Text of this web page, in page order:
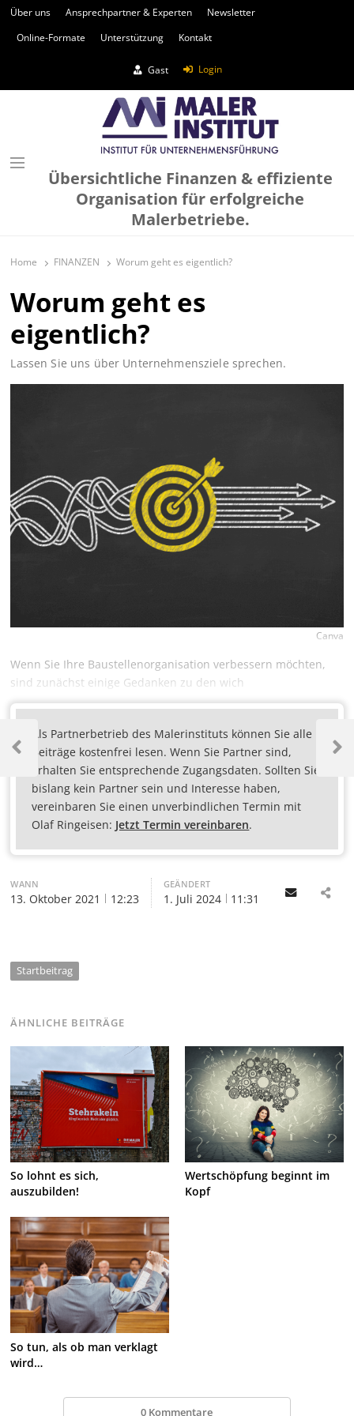
Über uns Ansprechpartner & Experten
Newsletter
Online-Formate
Unterstützung Kontakt
Gast Login
Übersichtliche Finanzen & effiziente
Organisation für erfolgreiche
Malerbetriebe.
Home FINANZEN Worum geht es eigentlich?
Worum geht es
eigentlich?
Lassen Sie uns über Unternehmensziele sprechen.
Canva
Wenn Sie Ihre Baustellenorganisation verbessern möchten,
sind zunächst einige Gedanken zu den wich
Als Partnerbetrieb des Malerinstituts können Sie alle
Beiträge kostenfrei lesen. Wenn Sie Partner sind,
erhalten Sie entsprechende Zugangsdaten. Sollten Sie
bislang kein Partner sein und Interesse haben,
vereinbaren Sie einen unverbindlichen Termin mit
Olaf Ringeisen: Jetzt Termin vereinbaren.
WANN
13. Oktober 2021 12:23
GEÄNDERT
1. Juli 2024 11:31 Email
Startbeitrag
ÄHNLICHE BEITRÄGE
So lohnt es sich,
auszubilden!
Wertschöpfung beginnt im
Kopf
So tun, als ob man verklagt
wird…
0 Kommentare